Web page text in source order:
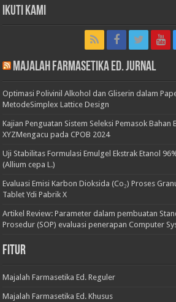
Ikuti Kami
Majalah Farmasetika Ed. Jurnal
Optimasi Polivinil Alkohol dan Gliserin dalam
MetodeSimplex Lattice Design
Kajian Penguatan Sistem Seleksi Pemasok Bahan
XYZMengacu pada CPOB 2024
Uji Stabilitas Formulasi Emulgel Ekstrak Etanol
(Allium cepa L.)
Evaluasi Emisi Karbon Dioksida (Co₂) Proses
Tablet Ydi Pabrik X
Artikel Review: Parameter dalam pembuatan
Prosedur (SOP) evaluasi penerapan Computer
Fitur
Majalah Farmasetika Ed. Reguler
Majalah Farmasetika Ed. Khusus